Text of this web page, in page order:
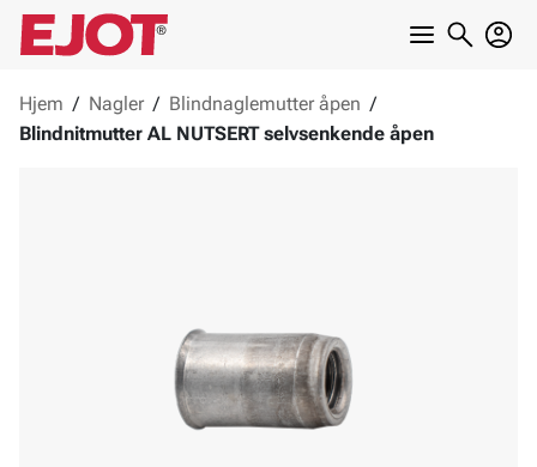
Hjem / Nagler / Blindnaglemutter åpen /
Blindnitmutter AL NUTSERT selvsenkende åpen